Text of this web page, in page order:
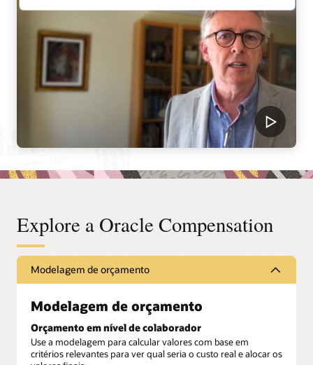
Explore a Oracle Compensation
Modelagem de orçamento
Modelagem de orçamento
Orçamento em nível de colaborador
Use a modelagem para calcular valores com base em
critérios relevantes para ver qual seria o custo real e alocar os